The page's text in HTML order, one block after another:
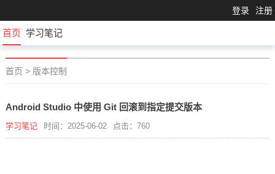
登录 注册
首页 学习笔记
首页 > 版本控制
Android Studio 中使用 Git 回滚到指定提交版本
学习笔记 时间：2025-06-02 点击：760